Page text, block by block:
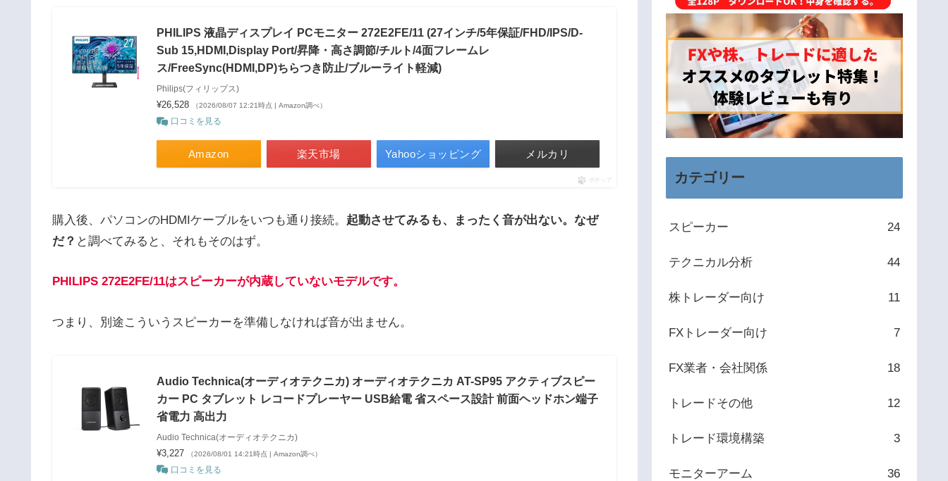
PHILIPS 液晶ディスプレイ PCモニター 272E2FE/11 (27インチ/5年保証/FHD/IPS/D-
Sub 15,HDMI,Display Port/昇降・高さ調節/チルト/4面フレームレ
ス/FreeSync(HDMI,DP)ちらつき防止/ブルーライト軽減)
Philips(フィリップス)
¥26,528 （2026/08/07 12:21時点 | Amazon調べ）
口コミを見る
Amazon 楽天市場 Yahooショッピング メルカリ
ポチップ
購入後、パソコンのHDMIケーブルをいつも通り接続。 起動させてみるも、まったく音が出ない。なぜ
だ？ と調べてみると、それもそのはず。
PHILIPS 272E2FE/11はスピーカーが内蔵していないモデルです。
つまり、別途こういうスピーカーを準備しなければ音が出ません。
Audio Technica(オーディオテクニカ) オーディオテクニカ AT-SP95 アクティブスピー
カー PC タブレット レコードプレーヤー USB給電 省スペース設計 前面ヘッドホン端子
省電力 高出力
Audio Technica(オーディオテクニカ)
¥3,227 （2026/08/01 14:21時点 | Amazon調べ）
口コミを見る
カテゴリー
スピーカー 24
テクニカル分析 44
株トレーダー向け 11
FXトレーダー向け 7
FX業者・会社関係 18
トレードその他 12
トレード環境構築 3
モニターアーム 36